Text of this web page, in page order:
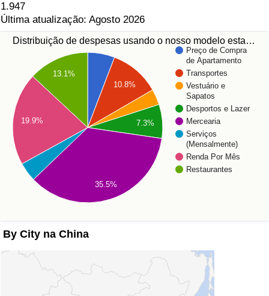
1.947
Última atualização: Agosto 2026
Distribuição de despesas usando o nosso modelo esta…
Preço de Compra
de Apartamento
Transportes
Vestuário e
Sapatos
Desportos e Lazer
Mercearia
Serviços
(Mensalmente)
Renda Por Mês
Restaurantes
10.8%
7.3%
13.1%
19.9%
35.5%
By City na China